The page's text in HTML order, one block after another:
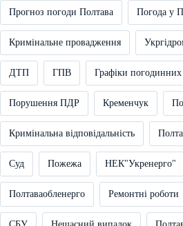
Прогноз погоди Полтава Погода у
Кримінальне провадження
ДТП ГПВ Графіки погодинних
Порушення ПДР Кременчук
Кримінальна відповідальність
Суд Пожежа НЕК"Укренерго"
Полтаваобленерго Ремонтні роботи